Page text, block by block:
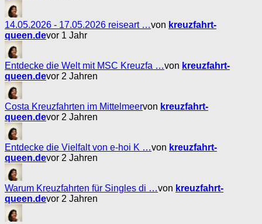
14.05.2026 - 17.05.2026 reiseart …von kreuzfahrt-
queen.devor 1 Jahr
Entdecke die Welt mit MSC Kreuzfa …von kreuzfahrt-
queen.devor 2 Jahren
Costa Kreuzfahrten im Mittelmeervon kreuzfahrt-
queen.devor 2 Jahren
Entdecke die Vielfalt von e-hoi K …von kreuzfahrt-
queen.devor 2 Jahren
Warum Kreuzfahrten für Singles di …von kreuzfahrt-
queen.devor 2 Jahren